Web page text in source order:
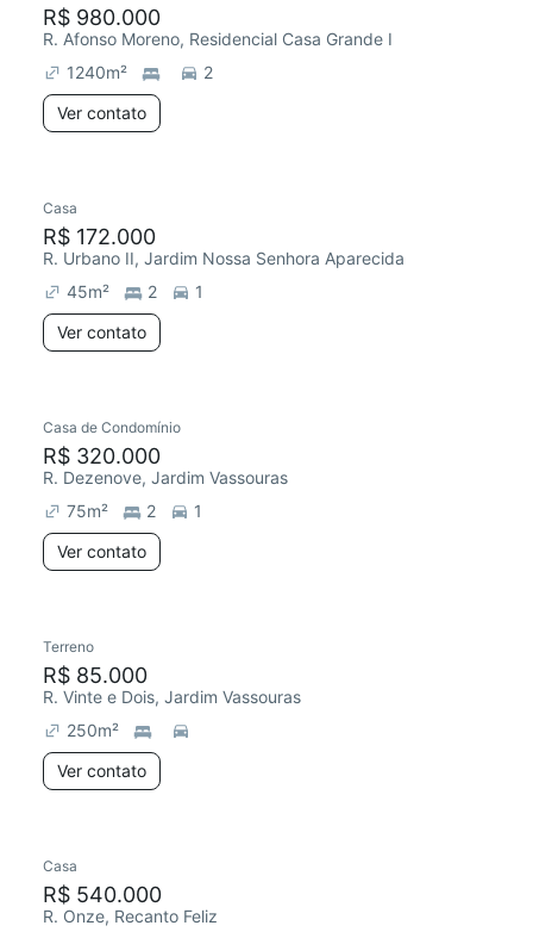
R$ 980.000
R. Afonso Moreno, Residencial Casa Grande I
1240m²
2
Ver contato
Casa
R$ 172.000
R. Urbano II, Jardim Nossa Senhora Aparecida
45m² 2
1
Ver contato
Chegou este mês
Casa de Condomínio
R$ 320.000
R. Dezenove, Jardim Vassouras
75m² 2
1
Ver contato
Terreno
R$ 85.000
R. Vinte e Dois, Jardim Vassouras
250m²
Ver contato
Casa
R$ 540.000
R. Onze, Recanto Feliz